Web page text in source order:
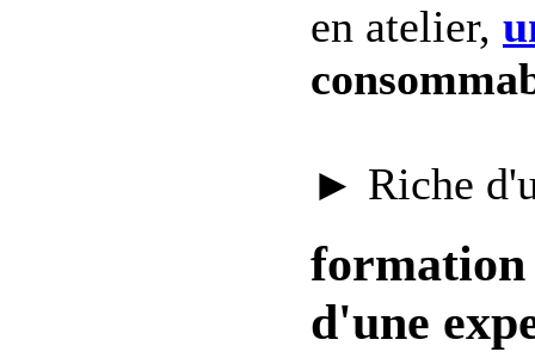
en atelier,
► Riche
formation
d'une